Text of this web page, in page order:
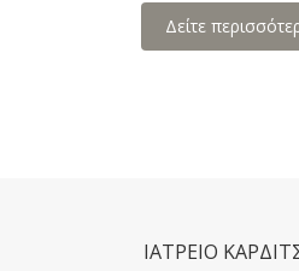
Δείτε
ΙΑΤΡΕΙΟ